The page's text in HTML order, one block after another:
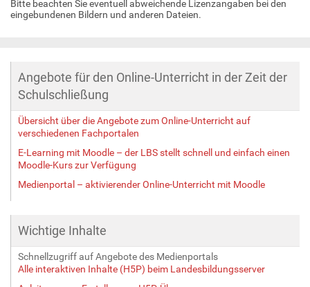
Bitte beachten Sie eventuell abweichende Lizenzangaben bei den
eingebundenen Bildern und anderen Dateien.
Angebote für den Online-Unterricht in der Zeit der
Schulschließung
Übersicht über die Angebote zum Online-Unterricht auf
verschiedenen Fachportalen
E-Learning mit Moodle – der LBS stellt schnell und einfach einen
Moodle-Kurs zur Verfügung
Medienportal – aktivierender Online-Unterricht mit Moodle
Wichtige Inhalte
Schnellzugriff auf Angebote des Medienportals
Alle interaktiven Inhalte (H5P) beim Landesbildungsserver